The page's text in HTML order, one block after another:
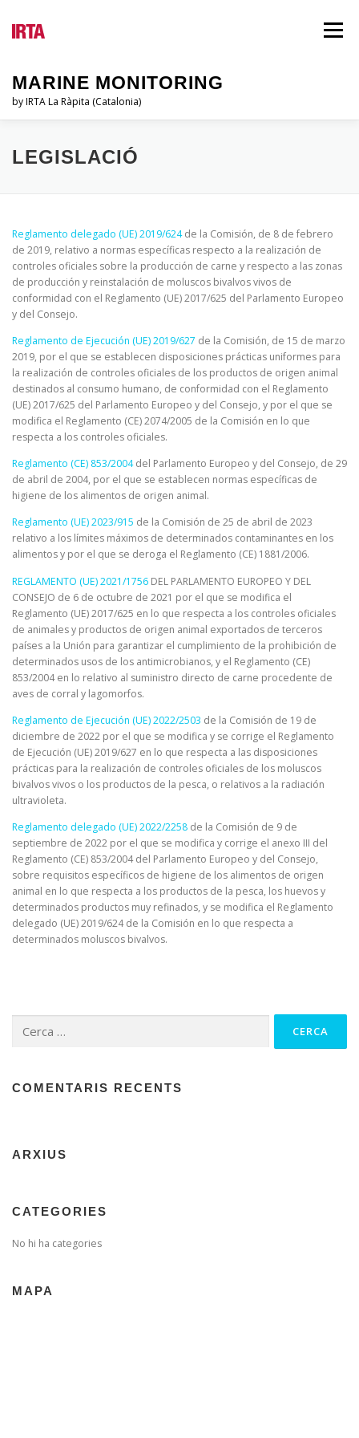
contingut
MARINE MONITORING
by IRTA La Ràpita (Catalonia)
Menú
EL PSQAM QUI SOM?
LEGISLACIÓ
Reglamento delegado (UE) 2019/624de la Comisión, de 8 de febrero
de 2019, relativo a normas específicas respecto a la realización de
controles oficiales sobre la producción de carne y respecto a las zonas
de producción y reinstalación de moluscos bivalvos vivos de
conformidad con el Reglamento (UE) 2017/625 del Parlamento Europeo
y del Consejo.
Reglamento de Ejecución (UE) 2019/627 de la Comisión, de 15 de marzo
2019, por el que se establecen disposiciones prácticas uniformes para
la realización de controles oficiales de los productos de origen animal
destinados al consumo humano, de conformidad con el Reglamento
(UE) 2017/625 del Parlamento Europeo y del Consejo, y por el que se
modifica el Reglamento (CE) 2074/2005 de la Comisión en lo que
respecta a los controles oficiales.
Reglamento (CE) 853/2004del Parlamento Europeo y del Consejo, de 29
de abril de 2004, por el que se establecen normas específicas de
higiene de los alimentos de origen animal.
Reglamento (UE) 2023/915 de la Comisión de 25 de abril de 2023
relativo a los límites máximos de determinados contaminantes en los
alimentos y por el que se deroga el Reglamento (CE) 1881/2006.
REGLAMENTO (UE) 2021/1756 DEL PARLAMENTO EUROPEO Y DEL
CONSEJO de 6 de octubre de 2021 por el que se modifica el
Reglamento (UE) 2017/625 en lo que respecta a los controles oficiales
de animales y productos de origen animal exportados de terceros
países a la Unión para garantizar el cumplimiento de la prohibición de
determinados usos de los antimicrobianos, y el Reglamento (CE)
853/2004 en lo relativo al suministro directo de carne procedente de
aves de corral y lagomorfos.
Reglamento de Ejecución (UE) 2022/2503 de la Comisión de 19 de
diciembre de 2022 por el que se modifica y se corrige el Reglamento
de Ejecución (UE) 2019/627 en lo que respecta a las disposiciones
prácticas para la realización de controles oficiales de los moluscos
bivalvos vivos o los productos de la pesca, o relativos a la radiación
ultravioleta.
Reglamento delegado (UE) 2022/2258 de la Comisión de 9 de
septiembre de 2022 por el que se modifica y corrige el anexo III del
Reglamento (CE) 853/2004 del Parlamento Europeo y del Consejo,
sobre requisitos específicos de higiene de los alimentos de origen
animal en lo que respecta a los productos de la pesca, los huevos y
determinados productos muy refinados, y se modifica el Reglamento
delegado (UE) 2019/624 de la Comisión en lo que respecta a
determinados moluscos bivalvos.
COMENTARIS RECENTS
ARXIUS
CATEGORIES
No hi ha categories
MAPA